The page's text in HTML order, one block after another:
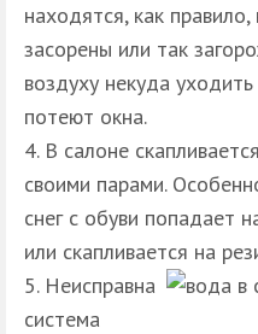
находятся, как
засорены или так
воздуху некуда
потеют окна.
В салоне
своими парами.
снег с обуви попадает
или скапливается на
Неисправна
система